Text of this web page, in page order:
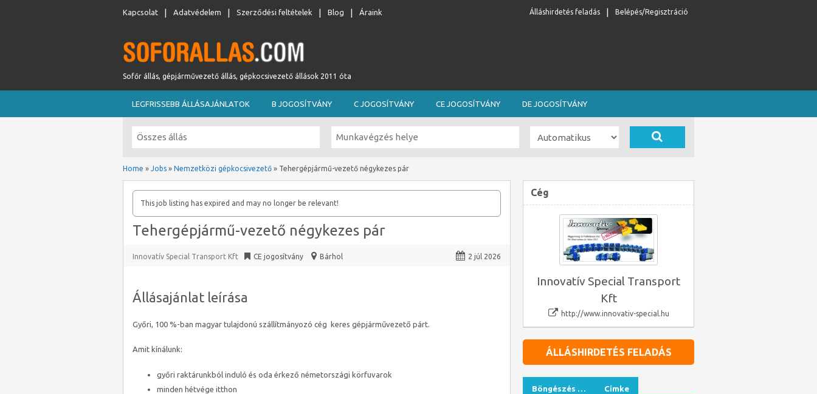
Kapcsolat Adatvédelem Szerződési feltételek Blog Áraink Belépés/Regisztráció
Álláshirdetés feladás
Sofőr állás, gépjárművezető állás, gépkocsivezető állások 2011 óta
LEGFRISSEBB ÁLLÁSAJÁNLATOK B JOGOSÍTVÁNY C JOGOSÍTVÁNY CE JOGOSÍTVÁNY DE JOGOSÍTVÁNY
Home » Jobs » Nemzetközi gépkocsivezető » Tehergépjármű-vezető négykezes pár
This job listing has expired and may no longer be relevant!
Tehergépjármű-vezető négykezes pár
Innovatív Special Transport Kft CE jogosítvány Bárhol 2 júl 2026
Állásajánlat leírása
Győri, 100 %-ban magyar tulajdonú szállítmányozó cég keres gépjárművezető párt.
Amit kínálunk:
győri raktárunkból induló és oda érkező németországi körfuvarok
minden hétvége itthon
Cég
Innovatív Special Transport
Kft
http://www.innovativ-special.hu
ÁLLÁSHIRDETÉS FELADÁS
Böngészés … Címke